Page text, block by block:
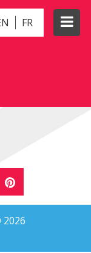
FR
2026